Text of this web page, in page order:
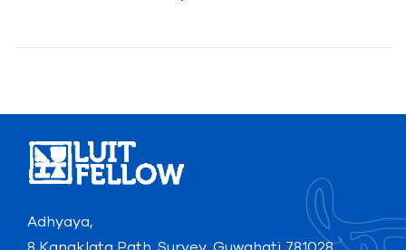
Adhyaya,
8 Kanaklata Path, Survey, Guwahati 781028